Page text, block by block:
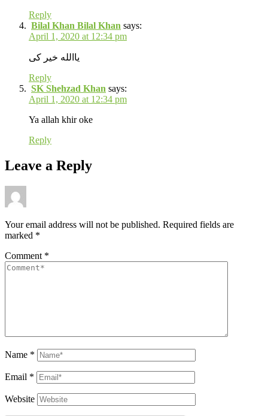
Reply
Bilal Khan Bilal Khan says:
April 1, 2020 at 12:34 pm
یاالله خیر کی
Reply
SK Shehzad Khan says:
April 1, 2020 at 12:34 pm
Ya allah khir oke
Reply
Leave a Reply
Your email address will not be published. Required fields are
marked *
Comment *
Name *
Email *
Website